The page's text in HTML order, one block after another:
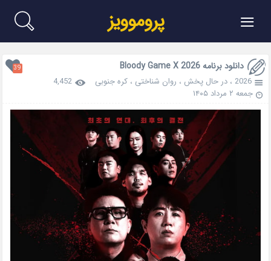
≡ پروموویز
دانلود برنامه Bloody Game X 2026 39
2026 ،در حال پخش ، روان شناختی ،کره جنوبی
4,452
جمعه ۲ مرداد ۱۴۰۵